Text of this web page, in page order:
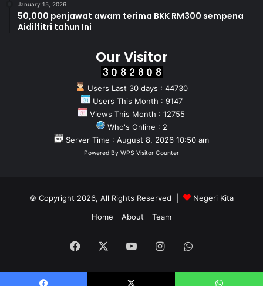
January 15, 2026
50,000 penjawat awam terima BKK RM300 sempena
Aidilfitri tahun Ini
Our Visitor
Users Last 30 days : 44730
Users This Month : 9147
Views This Month : 12755
Who's Online : 2
Server Time : August 8, 2026 10:50 am
Powered By WPS Visitor Counter
© Copyright 2026, All Rights Reserved |
Negeri Kita
Home
About Team
Facebook YouTubeInstagramWhatsApp